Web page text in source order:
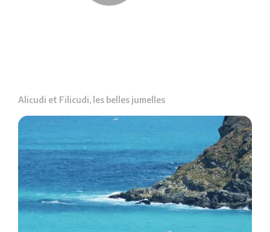
Alicudi et Filicudi, les belles jumelles